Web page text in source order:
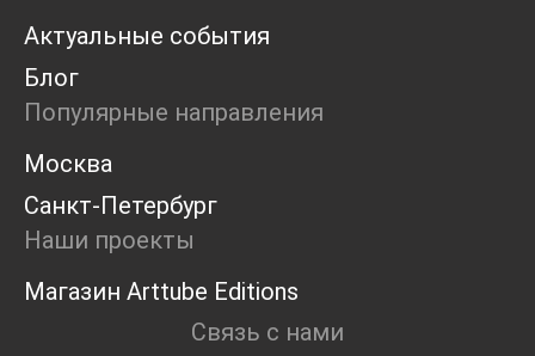
Open call
Экскурсия
Дискуссия
Cosmoscow 2024
Blazar 2024
Встречи
Круглый стол
Актуальные события
Блог
Популярные направления
Москва
Санкт-Петербург
Наши проекты
Магазин Arttube Editions
Связь с нами